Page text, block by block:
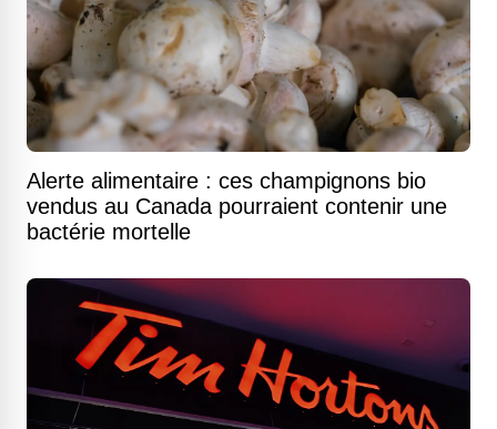
Alerte alimentaire : ces champignons bio
vendus au Canada pourraient contenir une
bactérie mortelle